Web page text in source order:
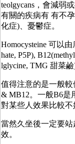
teolgycans，會減弱
有關的疾病有 有不
化症)、憂鬱症。
Homocysteine 可以
hate, P5P),
lglycine, TMG 甜菜鹼)
值得注意的是一般
& MB12。一般B6是
對某些人效果比較不
當然久坐後一定要
效。